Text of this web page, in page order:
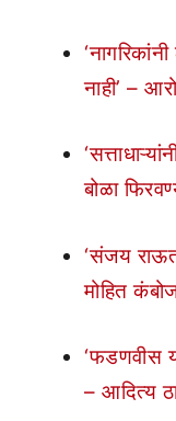
नाही’ –
बोळा
‘संजय
मोहित
‘फडणवीस
– आदित्य